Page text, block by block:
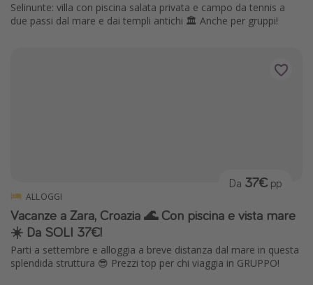
Selinunte: villa con piscina salata privata e campo da tennis a
due passi dal mare e dai templi antichi 🏛️ Anche per gruppi!
ALLOGGI
Vacanze a Zara, Croazia 🌊 Con piscina e vista mare
☀️ Da SOLI 37€!
Parti a settembre e alloggia a breve distanza dal mare in questa
splendida struttura 😎 Prezzi top per chi viaggia in GRUPPO!
Da 37€ pp